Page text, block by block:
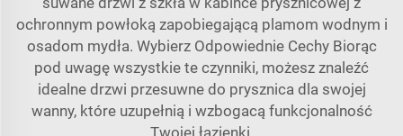
ochronnym powłoką zapobiegającą plamom wodnym i
osadom mydła. Wybierz Odpowiednie Cechy Biorąc
pod uwagę wszystkie te czynniki, możesz znaleźć
idealne drzwi przesuwne do prysznica dla swojej
wanny, które uzupełnią i wzbogacą funkcjonalność
Twojej łazienki.